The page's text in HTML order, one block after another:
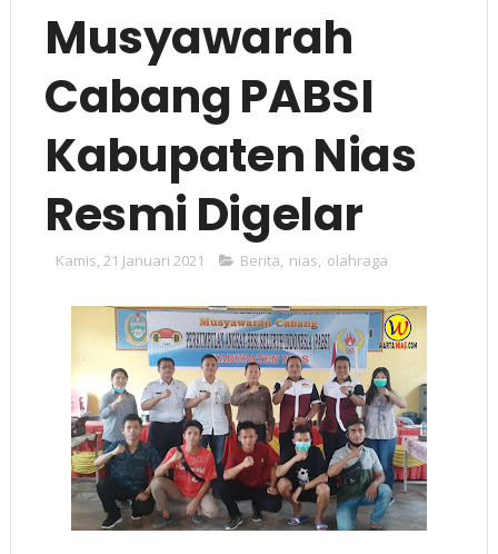
Musyawarah
Cabang PABSI
Kabupaten Nias
Resmi Digelar
Kamis, 21 Januari 2021 Berita, nias, olahraga